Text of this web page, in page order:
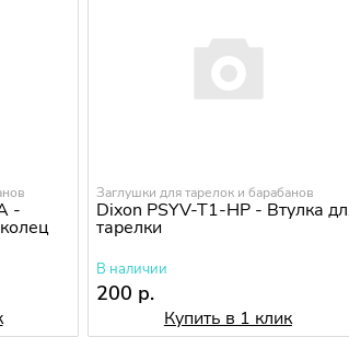
-
Заглушки для тарелок и барабанов
Dixon PSYV-T1-HP - Втулка
тарелки
В наличии
200 р.
Купить в 1 клик